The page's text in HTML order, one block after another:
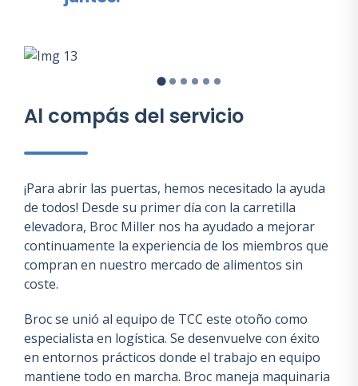
Al compás del servicio
¡Para abrir las puertas, hemos necesitado la ayuda
de todos! Desde su primer día con la carretilla
elevadora, Broc Miller nos ha ayudado a mejorar
continuamente la experiencia de los miembros que
compran en nuestro mercado de alimentos sin
coste.
Broc se unió al equipo de TCC este otoño como
especialista en logística. Se desenvuelve con éxito
en entornos prácticos donde el trabajo en equipo
mantiene todo en marcha. Broc maneja maquinaria